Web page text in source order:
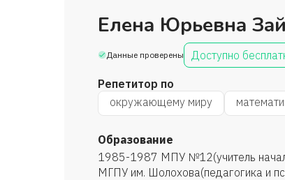
Елена Юрьевна
Данные проверены Доступно
Репетитор по
окружающему миру
Образование
1985-1987 МПУ №12(учитель
МГПУ им. Шолохова(педагогика и